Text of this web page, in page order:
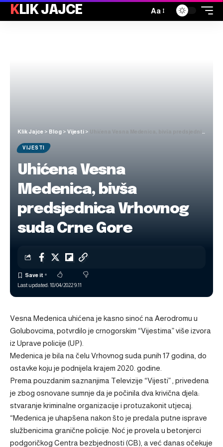
KLIK JAJCE Aa
Klik Jajce > Blog > Vijesti >
VIJESTI
Uhićena Vesna
Medenica, bivša
predsjednica Vrhovnog
suda Crne Gore
Last updated: 18/04/2022 9:11
Vesna Medenica uhićena je kasno sinoć na Aerodromu u
Golubovcima, potvrdilo je crnogorskim “Vijestima” više izvora
iz Uprave policije (UP).
Medenica je bila na čelu Vrhovnog suda punih 17 godina, do
ostavke koju je podnijela krajem 2020. godine.
Prema pouzdanim saznanjima Televizije “Vijesti” , privedena
je zbog osnovane sumnje da je počinila dva krivična djela:
stvaranje kriminalne organizacije i protuzakonit utjecaj.
“Medenica je uhapšena nakon što je predala putne isprave
službenicima granične policije. Noć je provela u betonjerci
podgoričkog Centra bezbjednosti (CB), a već danas očekuje